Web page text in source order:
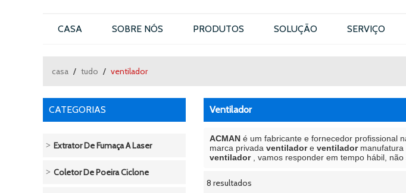
CASA SOBRE NÓS PRODUTOS SOLUÇÃO SERVIÇO
casa / tudo / ventilador
CATEGORIAS
Extrator De Fumaça A Laser
Coletor De Poeira Ciclone
Ventilador
ACMAN é um fabricante e fornecedor profissional
marca privada ventiladore ventiladormanufatura
ventilador, vamos responder em tempo hábil,
8 resultados